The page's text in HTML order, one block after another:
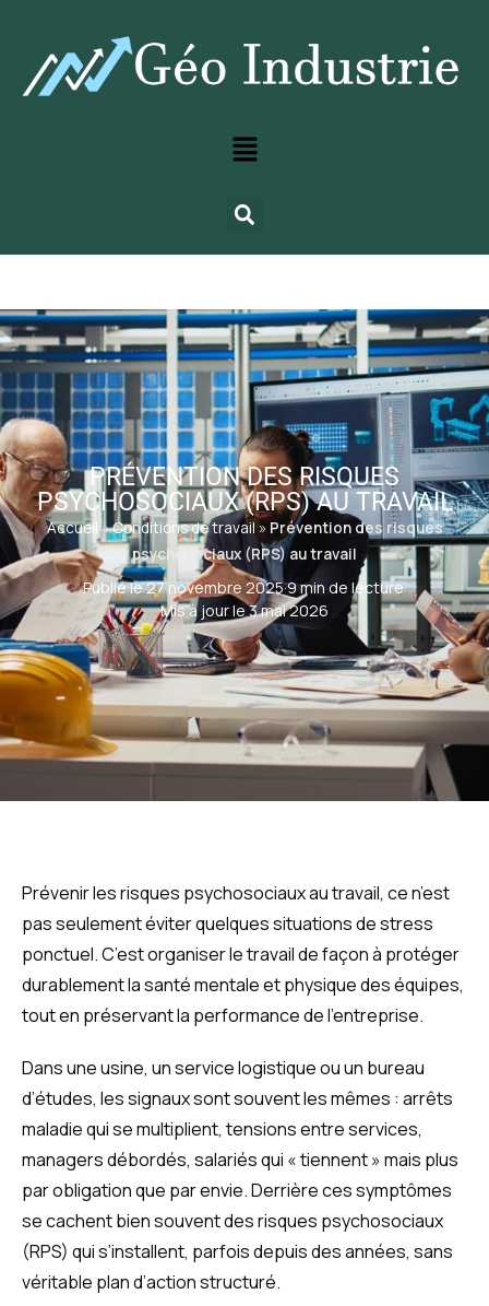
PRÉVENTION DES RISQUES
PSYCHOSOCIAUX (RPS) AU TRAVAIL
Accueil»Conditions de travail» Prévention des risques
psychosociaux (RPS) au travail
Publié le 27 novembre 2025·9 min de lecture·
Mis à jour le 3 mai 2026
Prévenir les risques psychosociaux au travail, ce n’est
pas seulement éviter quelques situations de stress
ponctuel. C’est organiser le travail de façon à protéger
durablement la santé mentale et physique des équipes,
tout en préservant la performance de l’entreprise.
Dans une usine, un service logistique ou un bureau
d’études, les signaux sont souvent les mêmes : arrêts
maladie qui se multiplient, tensions entre services,
managers débordés, salariés qui « tiennent » mais plus
par obligation que par envie. Derrière ces symptômes
se cachent bien souvent des risques psychosociaux
(RPS) qui s’installent, parfois depuis des années, sans
véritable plan d’action structuré.